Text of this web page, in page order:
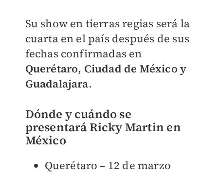
Su show en tierras regias será la
cuarta en el país después de sus
fechas confirmadas en
Querétaro, Ciudad de México y
Guadalajara.
Dónde y cuándo se
presentará Ricky Martin en
México
Querétaro – 12 de marzo